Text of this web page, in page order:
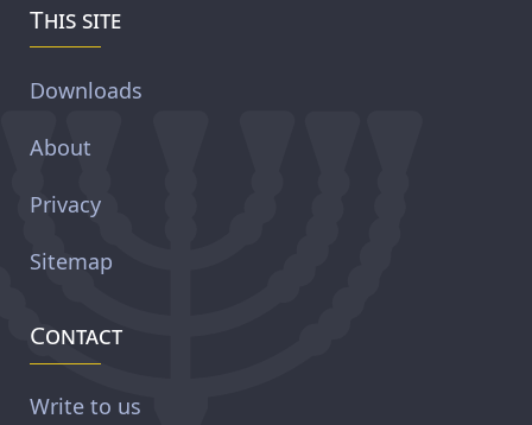
This site
Downloads
About
Privacy
Sitemap
Contact
Write to us